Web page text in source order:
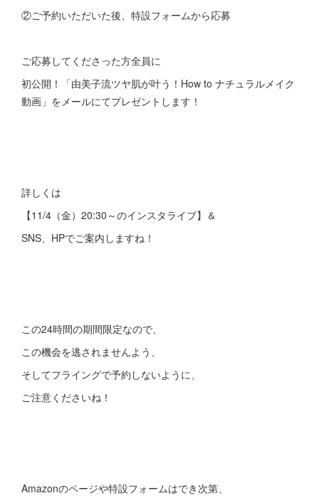
②ご予約いただいた後、特設フォームから応募
ご応募してくださった方全員に
初公開！「由美子流ツヤ肌が叶う！How to ナチュラルメイク
動画」をメールにてプレゼントします！
詳しくは
【11/4（金）20:30～のインスタライブ】＆
SNS、HPでご案内しますね！
この24時間の期間限定なので、
この機会を逃されませんよう、
そしてフライングで予約しないように、
ご注意くださいね！
Amazonのページや特設フォームはでき次第、